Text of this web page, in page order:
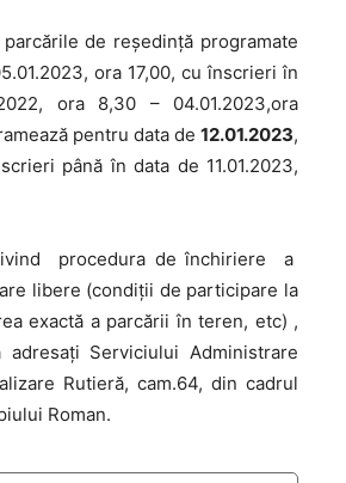
de reședință programate
ora 17,00, cu înscrieri în
ora 8,30 – 04.01.2023,ora
pentru data de 12.01.2023,
până în data de 11.01.2023,
procedura de închiriere a
libere (condiții de participare la
exactă a parcării în teren, etc) ,
Serviciului Administrare
Rutieră, cam.64, din cadrul
Roman.